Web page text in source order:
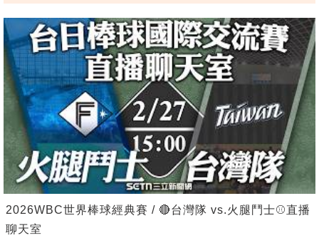
2026WBC世界棒球經典賽 / 🔴台灣隊 vs.火腿鬥士⚾️直播
聊天室